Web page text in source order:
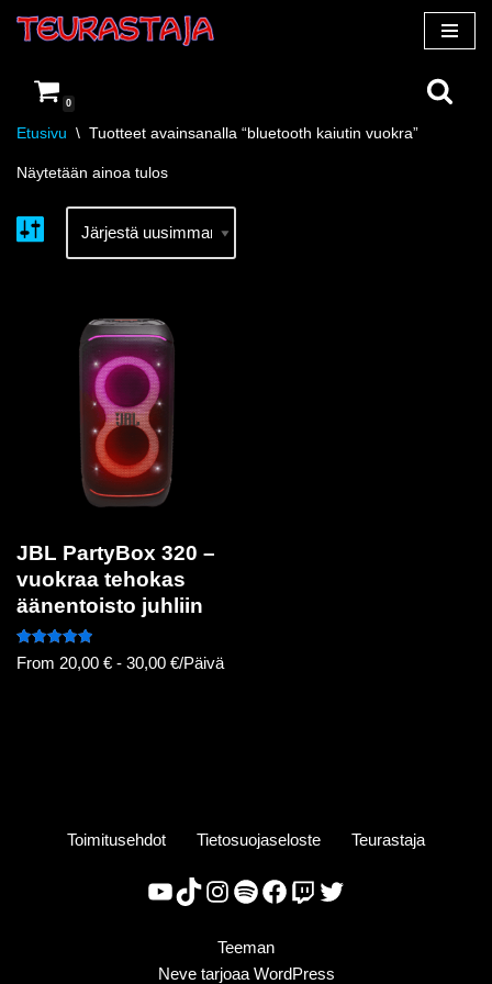
suoraan
sisältöön
0
Etusivu \ Tuotteet avainsanalla “bluetooth kaiutin vuokra”
Näytetään ainoa tulos
JBL PartyBox 320 –
vuokraa tehokas
äänentoisto juhliin
Arvostelu
tuotteesta:
From 20,00 € - 30,00 €/Päivä
Toimitusehdot Tietosuojaseloste Teurastaja
Teeman
Nevetarjoaa WordPress